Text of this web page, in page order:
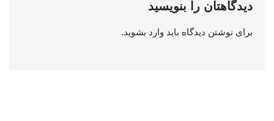
دیدگاهتان را بنویسید
برای نوشتن دیدگاه باید وارد بشوید.